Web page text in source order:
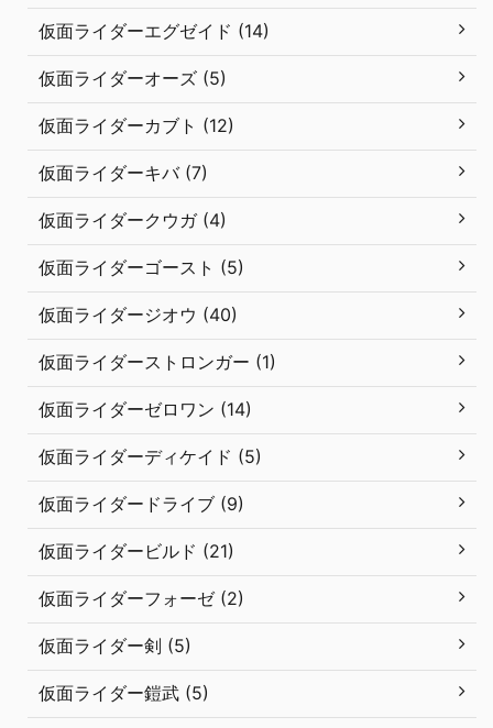
仮面ライダーエグゼイド (14)
仮面ライダーオーズ (5)
仮面ライダーカブト (12)
仮面ライダーキバ (7)
仮面ライダークウガ (4)
仮面ライダーゴースト (5)
仮面ライダージオウ (40)
仮面ライダーストロンガー (1)
仮面ライダーゼロワン (14)
仮面ライダーディケイド (5)
仮面ライダードライブ (9)
仮面ライダービルド (21)
仮面ライダーフォーゼ (2)
仮面ライダー剣 (5)
仮面ライダー鎧武 (5)